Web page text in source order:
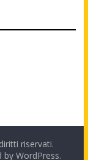
riservati.
by WordPress.